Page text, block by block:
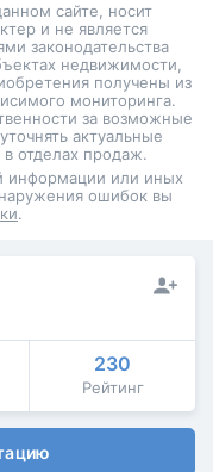
сайте, носит
и не является
законодательства
недвижимости,
получены из
мониторинга.
за возможные
актуальные
отделах продаж.
информации или иных
ошибок вы
.
230
Рейтинг